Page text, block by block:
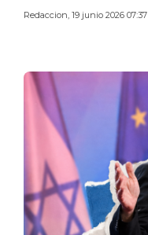
Redaccion, 19 junio 2026 07:37